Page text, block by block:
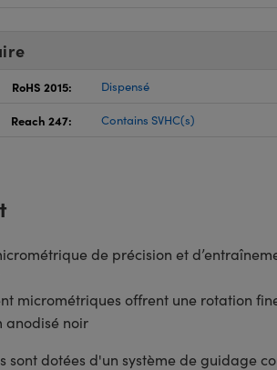
RoHS 2015: Dispensé
Reach 247: Contains SVHC(s)
de précision et
micrométriques offrent une rotation
anodisé noir
sont dotées d'un système de guidage